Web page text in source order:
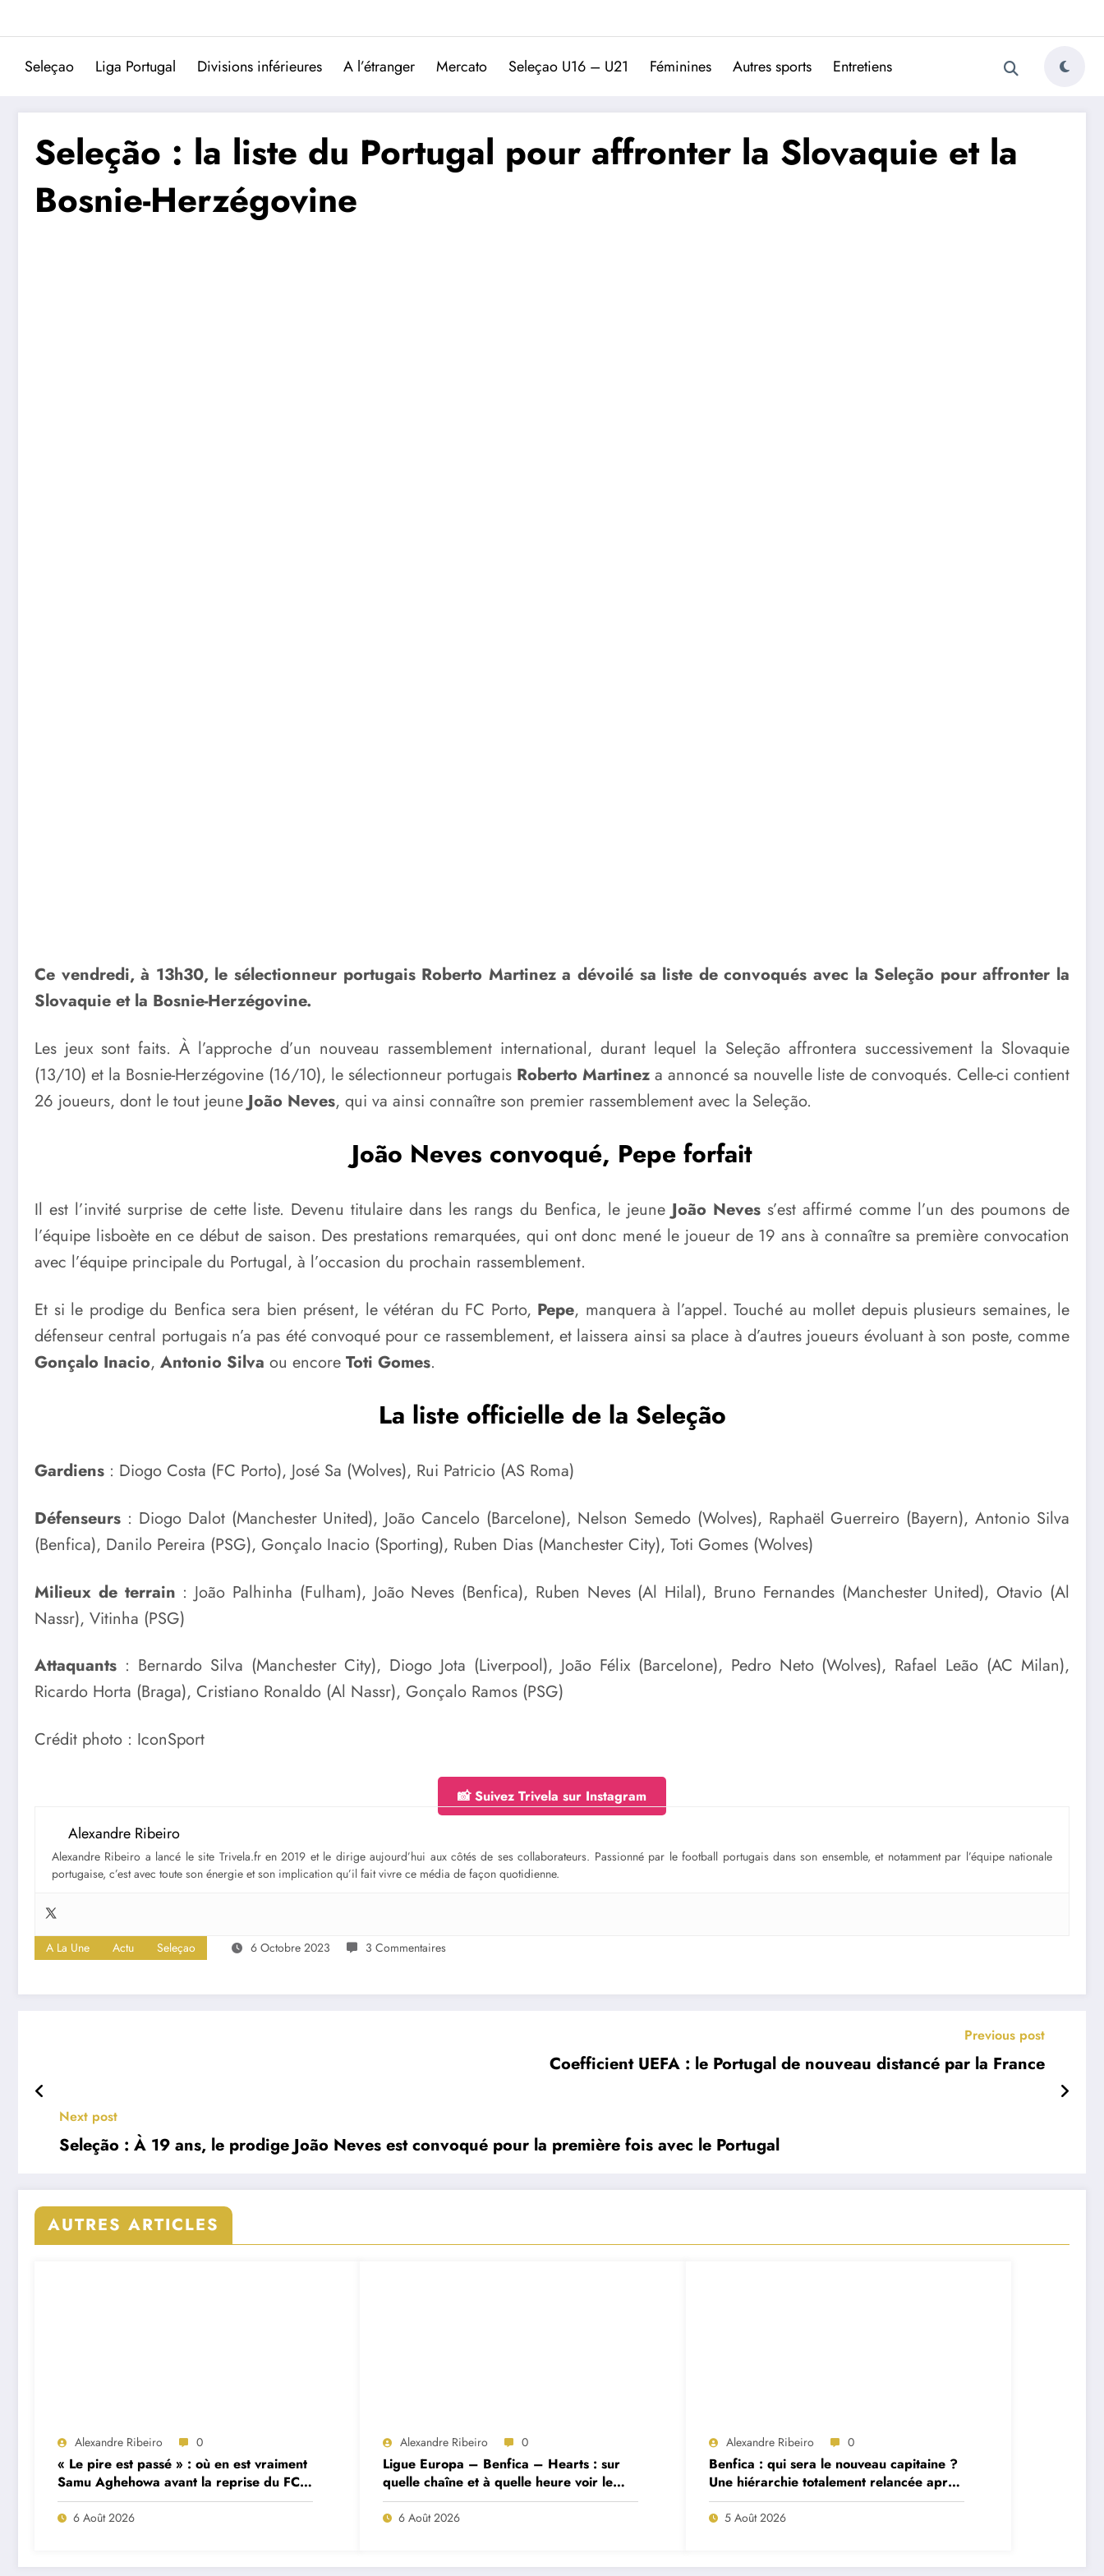
Trivela
L'actualité du football portugais
Seleçao Liga Portugal Divisions inférieures A l’étranger Mercato Seleçao U16 – U21 Féminines Autres sports Entretiens
Seleção : la liste du Portugal pour affronter la Slovaquie et la
Bosnie-Herzégovine
Ce vendredi, à 13h30, le sélectionneur portugais Roberto Martinez a dévoilé sa liste de convoqués avec la Seleção pour affronter la
Slovaquie et la Bosnie-Herzégovine.
Les jeux sont faits. À l’approche d’un nouveau rassemblement international, durant lequel la Seleção affrontera successivement la Slovaquie
(13/10) et la Bosnie-Herzégovine (16/10), le sélectionneur portugais Roberto Martinez a annoncé sa nouvelle liste de convoqués. Celle-ci contient
26 joueurs, dont le tout jeune João Neves, qui va ainsi connaître son premier rassemblement avec la Seleção.
João Neves convoqué, Pepe forfait
Il est l’invité surprise de cette liste. Devenu titulaire dans les rangs du Benfica, le jeuneJoão Neves s’est affirmé comme l’un des poumons de
l’équipe lisboète en ce début de saison. Des prestations remarquées, qui ont donc mené le joueur de 19 ans à connaître sa première convocation
avec l’équipe principale du Portugal, à l’occasion du prochain rassemblement.
Et si le prodige du Benfica sera bien présent, le vétéran du FC Porto, Pepe, manquera à l’appel. Touché au mollet depuis plusieurs semaines, le
défenseur central portugais n’a pas été convoqué pour ce rassemblement, et laissera ainsi sa place à d’autres joueurs évoluant à son poste, comme
Gonçalo Inacio, Antonio Silva ou encore Toti Gomes.
La liste officielle de la Seleção
Gardiens : Diogo Costa (FC Porto), José Sa (Wolves), Rui Patricio (AS Roma)
Défenseurs : Diogo Dalot (Manchester United), João Cancelo (Barcelone), Nelson Semedo (Wolves), Raphaël Guerreiro (Bayern), Antonio Silva
(Benfica), Danilo Pereira (PSG), Gonçalo Inacio (Sporting), Ruben Dias (Manchester City), Toti Gomes (Wolves)
Milieux de terrain : João Palhinha (Fulham), João Neves (Benfica), Ruben Neves (Al Hilal), Bruno Fernandes (Manchester United), Otavio (Al
Nassr), Vitinha (PSG)
Attaquants : Bernardo Silva (Manchester City), Diogo Jota (Liverpool), João Félix (Barcelone), Pedro Neto (Wolves), Rafael Leão (AC Milan),
Ricardo Horta (Braga), Cristiano Ronaldo (Al Nassr), Gonçalo Ramos (PSG)
Crédit photo : IconSport
📸 Suivez Trivela sur Instagram
Alexandre Ribeiro
Alexandre Ribeiro a lancé le site Trivela.fr en 2019 et le dirige aujourd’hui aux côtés de ses collaborateurs. Passionné par le football portugais dans son ensemble, et notamment par l’équipe nationale
portugaise, c’est avec toute son énergie et son implication qu’il fait vivre ce média de façon quotidienne.
A La Une Actu Seleçao 6 Octobre 2023 3 Commentaires
Previous post
Coefficient UEFA : le Portugal de nouveau distancé par la France
Next post
Seleção : À 19 ans, le prodige João Neves est convoqué pour la première fois avec le Portugal
AUTRES ARTICLES
Alexandre Ribeiro 0
« Le pire est passé » : où en est vraiment
Samu Aghehowa avant la reprise du FC
Porto ?
6 Août 2026
Alexandre Ribeiro 0
Ligue Europa – Benfica – Hearts : sur
quelle chaîne et à quelle heure voir le
match ?
6 Août 2026
Alexandre Ribeiro 0
Benfica : qui sera le nouveau capitaine ?
Une hiérarchie totalement relancée après
deux départs majeurs
5 Août 2026